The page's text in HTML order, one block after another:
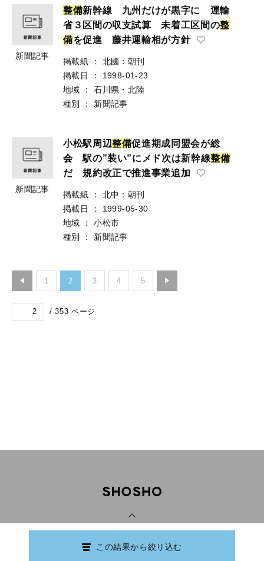
新聞記事
整備新幹線 九州だけが黒字に 運輸
省３区間の収支試算 未着工区間の整
備を促進 藤井運輸相が方針
掲載紙 ：
北國：朝刊
掲載日
：
1998-01-23
地域
：
石川県・北陸
種別
： 新聞記事
新聞記事
小松駅周辺整備促進期成同盟会が総
会 駅の”装い”にメド次は新幹線整備
だ 規約改正で推進事業追加
掲載紙 ：
北中：朝刊
掲載日
：
1999-05-30
地域
：
小松市
種別
： 新聞記事
1 2 3 4 5
/ 353 ページ
この結果から絞り込む
Copyright © Ishikawa Prefectural Library.